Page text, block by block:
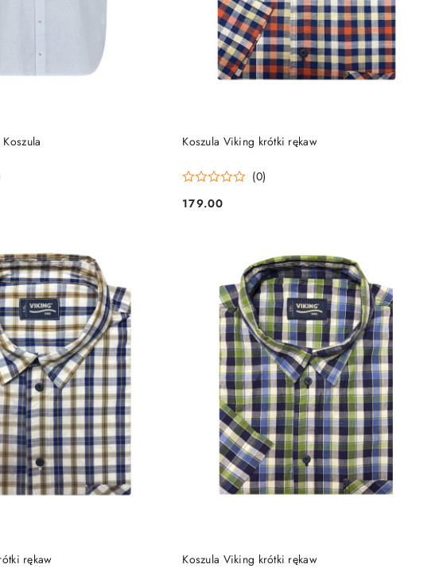
DO KOSZYKA Koszula Viking krótki rękaw
(0)
Cena:
179.00
DO KOSZYKA
rękaw
DO KOSZYKA Koszula Viking krótki rękaw
DO KOSZYKA